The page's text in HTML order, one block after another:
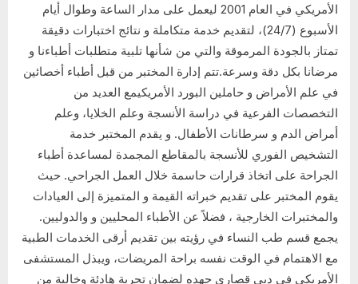
الأمريكي في العام 2001 ليعمل على مدار الساعة وطوال أيام
الأسبوع (24/7)، لتقديم خدمة متكاملة و نتائج اختبارات دقيقة
تمتاز بالجودة المرموقة والتي من شأنها تلبية متطلبات أطباءنا و
مرضانا بكل دقة وسرعة.تتم إدارة المختبر من قبل أطباء أخصائين
في علم الأمراض و حاملين البورد الأمريكيمع العديد من
التخصصات الفرعية في دراسة الأنسجة وعلم الخلايا، وعلم
أمراض الدم و سرطانات الأطفال. و يقدم المختبر خدمة
التشخيص الفوري للأنسجة بالمقاطع المجمدة لمساعدة أطباء
الجراحة على اتخاذ قرارات حاسمة خلال العمل الجراحي. حيث
يقوم المختبر على تقديم خبراته القيمة و المتميزة إلى العيادات
والمختبرات الخارجية ، فضلاً عن الأطباء المحليين و والدوليين.
يجمع قسم طب النساء في رؤيته بين تقديم أرقى الخدمات الطبية
مع الاهتمام في الوقت نفسه براحة المريضات، ويبذل المستشفى
الأمريكي في دبي قصارى جهده لضمان تجربة هادئة وخالية من